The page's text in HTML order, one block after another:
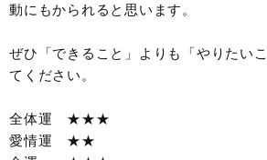
動にもかられると思います。
ぜひ「できること」よりも「やりたい
てください。
全体運 ★★★
愛情運 ★★